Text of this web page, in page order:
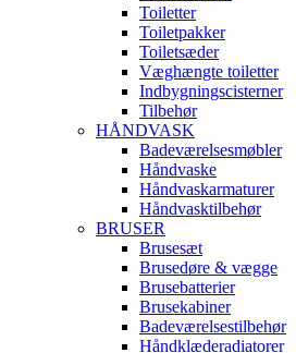
Toiletter
Toiletpakker
Toiletsæder
Væghængte toiletter
Indbygningscisterner
Tilbehør
HÅNDVASK
Badeværelsesmøbler
Håndvaske
Håndvaskarmaturer
Håndvasktilbehør
BRUSER
Brusesæt
Brusedøre & vægge
Brusebatterier
Brusekabiner
Badeværelsestilbehør
Håndklæderadiatorer